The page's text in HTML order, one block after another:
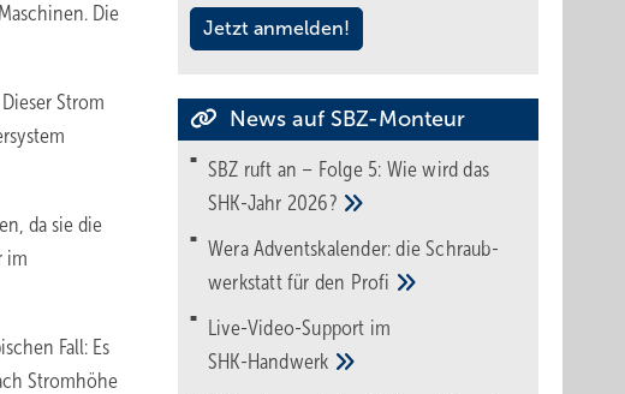
Die
Strom
da sie die
im
Fall: Es
Stromhöhe
Jetzt anmelden!
News auf SBZ-Monteur
SBZ ruft an – Folge 5: Wie wird das
SHK-Jahr 2026?
Wera Adventskalender: die Schraub­
werk­statt für den Pro­fi
Live-Video-Support im
SHK-Handwerk